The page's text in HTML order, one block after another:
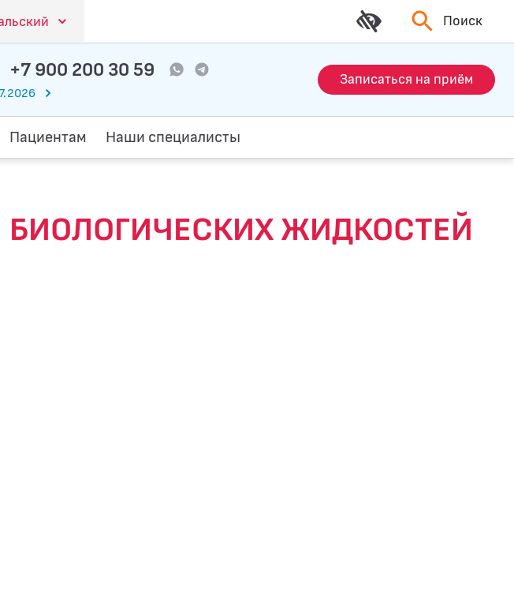
Поиск
+7 900 200 30 59 Записаться на приём
Пациентам Наши специалисты
ЖИДКОСТЕЙ